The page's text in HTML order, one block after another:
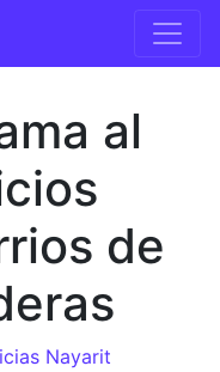
al
de
Nayarit